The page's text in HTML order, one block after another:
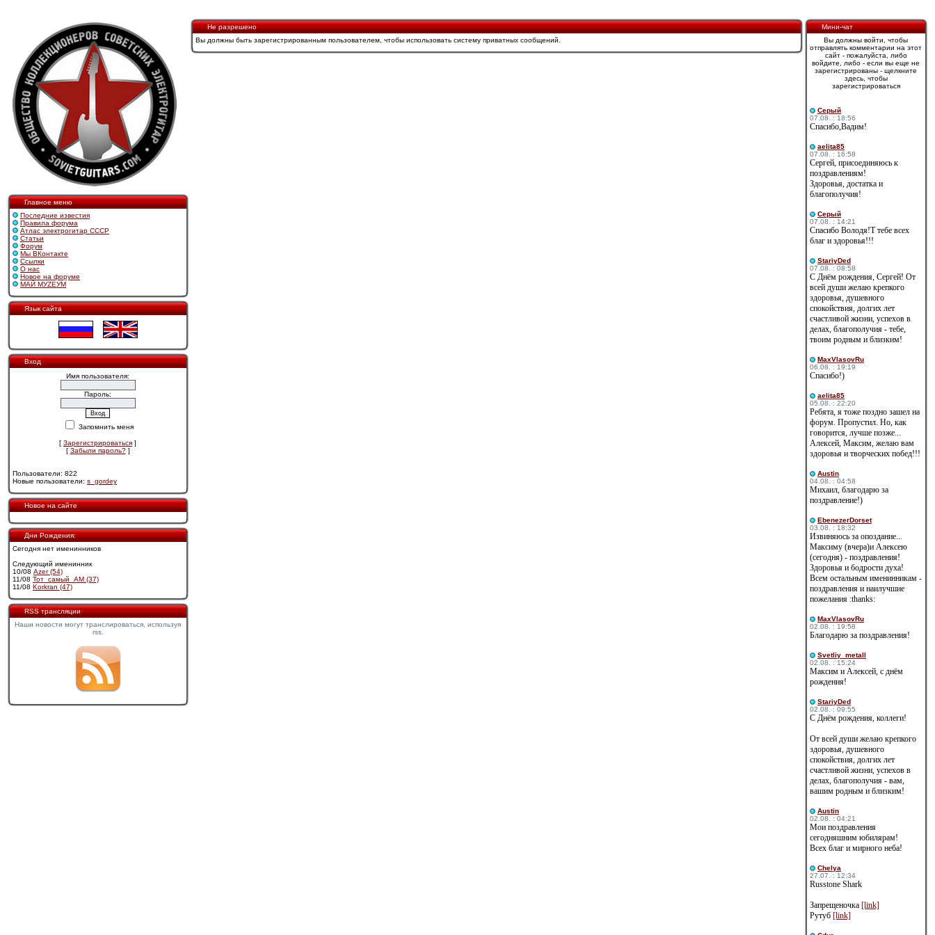
Главное меню
Последние известия
Правила форума
Атлас электрогитар СССР
Статьи
Форум
Мы ВКонтакте
Ссылки
О нас
Новое на форуме
МАЙ МУZЕУМ
Язык сайта
Вход
Имя пользователя:
Пароль:
Запомнить меня
[ Зарегистрироваться ]
[ Забыли пароль?]
Пользователи: 822
Новые пользователи: s_gordey
Новое на сайте
Дни Рождения:
Сегодня нет именинников
Следующий именинник
10/08 Azer (54)
11/08 Тот_самый_АМ (37)
11/08 Korkran (47)
RSS трансляции
Наши новости могут транслироваться, используя
rss.
Не разрешено
Вы должны быть зарегистрированным пользователем, чтобы использовать систему приватных сообщений.
Мини-чат
Вы должны войти, чтобы
отправлять комментарии на этот
сайт - пожалуйста, либо
войдите, либо - если вы еще не
зарегистрированы - щелкните
здесь, чтобы
зарегистрироваться
Cерый
07.08. : 18:56
Спасибо,Вадим!
aelita85
07.08. : 16:58
Сергей, присоединяюсь к
поздравлениям!
Здоровья, достатка и
благополучия!
Cерый
07.08. : 14:21
Спасибо Володя!Т тебе всех
благ и здоровья!!!
StariyDed
07.08. : 08:58
С Днём рождения, Сергей! От
всей души желаю крепкого
здоровья, душевного
спокойствия, долгих лет
счастливой жизни, успехов в
делах, благополучия - тебе,
твоим родным и близким!
MaxVlasovRu
06.08. : 19:19
Спасибо!)
aelita85
05.08. : 22:20
Ребята, я тоже поздно зашел на
форум. Пропустил. Но, как
говорится, лучше позже...
Алексей, Максим, желаю вам
здоровья и творческих побед!!!
Austin
04.08. : 04:58
Михаил, благодарю за
поздравление!)
EbenezerDorset
03.08. : 18:32
Извиняюсь за опоздание...
Максиму (вчера)и Алексею
(сегодня) - поздравления!
Здоровья и бодрости духа!
Всем остальным именинникам -
поздравления и наилучшие
пожелания :thanks:
MaxVlasovRu
02.08. : 19:58
Благодарю за поздравления!
Svetliy_metall
02.08. : 15:24
Максим и Алексей, с днём
рождения!
StariyDed
02.08. : 09:55
С Днём рождения, коллеги!
От всей души желаю крепкого
здоровья, душевного
спокойствия, долгих лет
счастливой жизни, успехов в
делах, благополучия - вам,
вашим родным и близким!
Austin
02.08. : 04:21
Мои поздравления
сегодняшним юбилярам!
Всех благ и мирного неба!
Сhelya
27.07. : 12:34
Russtone Shark
Запрещеночка [link]
Рутуб [link]